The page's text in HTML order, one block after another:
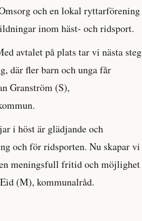
och en lokal ryttarförening
inom häst- och ridsport.
avtalet på plats tar vi nästa steg
där fler barn och unga får
Granström (S),
i höst är glädjande och
och för ridsporten. Nu skapar vi
meningsfull fritid och möjlighet
(M), kommunalråd.